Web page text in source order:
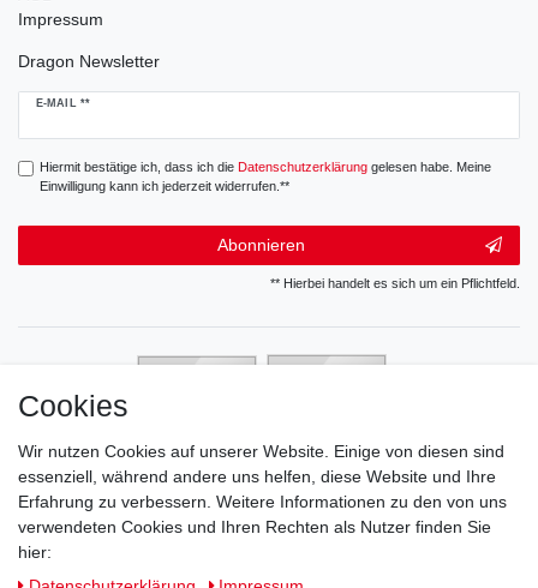
Impressum
Dragon Newsletter
E-MAIL **
Newsletter
Hiermit bestätige ich, dass ich die Daten­schutz­erklärunggelesen habe. Meine
Einwilligung kann ich jederzeit widerrufen.**
Abonnieren
** Hierbei handelt es sich um ein Pflichtfeld.
Cookies
Wir nutzen Cookies auf unserer Website. Einige von diesen sind
essenziell, während andere uns helfen, diese Website und Ihre
Erfahrung zu verbessern. Weitere Informationen zu den von uns
verwendeten Cookies und Ihren Rechten als Nutzer finden Sie
hier: